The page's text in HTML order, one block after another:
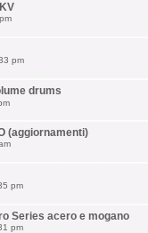
pm
drums
(aggiornamenti)
pm
Series acero e mogano
pm